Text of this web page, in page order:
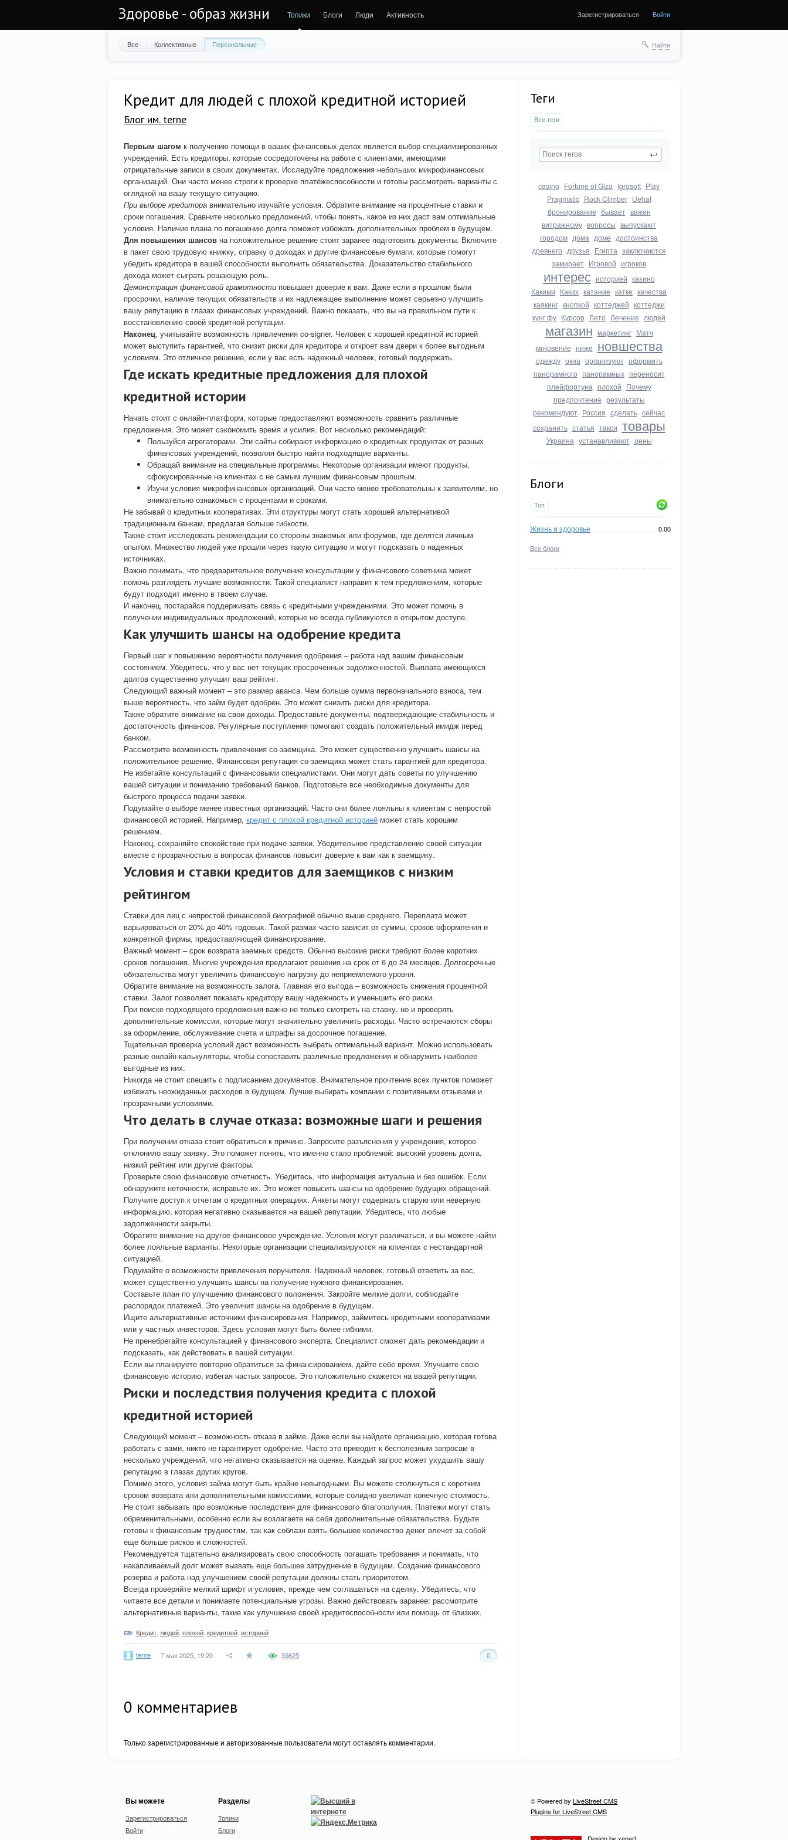
Здоровье - образ жизни Топики Блоги Люди Активность Зарегистрироваться Войти
Все Коллективные Персональные Найти
Теги
Все теги
casino Fortune of Giza Igrosoft Play
Pragmatic Rock Climber Uehat
бронирование бывает важен
витражному вопросы выпускают
городом дома доме достоинства
древнего друзья Египта заключаются
замирает Игровой игроков
интерес историей казино
Какими Каких катание катке качества
каякинг кнопкой коттеджей коттеджи
кунг фу Курсор Лето Лечение людей
магазин маркетинг Матч
мгновение ниже новшества
одежду окна организуют оформить
панорамного панорамных переносит
плейфортуна плохой Почему
предпочтение результаты
рекомендуют Россия сделать сейчас
сохранить статья такси товары
Украина устанавливают цены
Блоги
Топ
Жизнь и здоровье 0.00
Все блоги
Кредит для людей с плохой кредитной историей
Блог им. terne
Первым шагом к получению помощи в ваших финансовых делах является выбор специализированных
учреждений. Есть кредиторы, которые сосредоточены на работе с клиентами, имеющими
отрицательные записи в своих документах. Исследуйте предложения небольших микрофинансовых
организаций. Они часто менее строги к проверке платёжеспособности и готовы рассмотреть варианты с
оглядкой на вашу текущую ситуацию.
При выборе кредитора внимательно изучайте условия. Обратите внимание на процентные ставки и
сроки погашения. Сравните несколько предложений, чтобы понять, какое из них даст вам оптимальные
условия. Наличие плана по погашению долга поможет избежать дополнительных проблем в будущем.
Для повышения шансов на положительное решение стоит заранее подготовить документы. Включите
в пакет свою трудовую книжку, справку о доходах и другие финансовые бумаги, которые помогут
убедить кредитора в вашей способности выполнить обязательства. Доказательство стабильного
дохода может сыграть решающую роль.
Демонстрация финансовой грамотности повышает доверие к вам. Даже если в прошлом были
просрочки, наличие текущих обязательств и их надлежащее выполнение может серьезно улучшить
вашу репутацию в глазах финансовых учреждений. Важно показать, что вы на правильном пути к
восстановлению своей кредитной репутации.
Наконец, учитывайте возможность привлечения co-signer. Человек с хорошей кредитной историей
может выступить гарантией, что снизит риски для кредитора и откроет вам двери к более выгодным
условиям. Это отличное решение, если у вас есть надежный человек, готовый поддержать.
Где искать кредитные предложения для плохой
кредитной истории
Начать стоит с онлайн-платформ, которые предоставляют возможность сравнить различные
предложения. Это может сэкономить время и усилия. Вот несколько рекомендаций:
Пользуйся агрегаторами. Эти сайты собирают информацию о кредитных продуктах от разных
финансовых учреждений, позволяя быстро найти подходящие варианты.
Обращай внимание на специальные программы. Некоторые организации имеют продукты,
сфокусированные на клиентах с не самым лучшим финансовым прошлым.
Изучи условия микрофинансовых организаций. Они часто менее требовательны к заявителям, но
внимательно ознакомься с процентами и сроками.
Не забывай о кредитных кооперативах. Эти структуры могут стать хорошей альтернативой
традиционным банкам, предлагая больше гибкости.
Также стоит исследовать рекомендации со стороны знакомых или форумов, где делятся личным
опытом. Множество людей уже прошли через такую ситуацию и могут подсказать о надежных
источниках.
Важно понимать, что предварительное получение консультации у финансового советника может
помочь разглядеть лучшие возможности. Такой специалист направит к тем предложениям, которые
будут подходит именно в твоем случае.
И наконец, постарайся поддерживать связь с кредитными учреждениями. Это может помочь в
получении индивидуальных предложений, которые не всегда публикуются в открытом доступе.
Как улучшить шансы на одобрение кредита
Первый шаг к повышению вероятности получения одобрения – работа над вашим финансовым
состоянием. Убедитесь, что у вас нет текущих просроченных задолженностей. Выплата имеющихся
долгов существенно улучшит ваш рейтинг.
Следующий важный момент – это размер аванса. Чем больше сумма первоначального взноса, тем
выше вероятность, что займ будет одобрен. Это может снизить риски для кредитора.
Также обратите внимание на свои доходы. Предоставьте документы, подтверждающие стабильность и
достаточность финансов. Регулярные поступления помогают создать положительный имидж перед
банком.
Рассмотрите возможность привлечения со-заемщика. Это может существенно улучшить шансы на
положительное решение. Финансовая репутация со-заемщика может стать гарантией для кредитора.
Не избегайте консультаций с финансовыми специалистами. Они могут дать советы по улучшению
вашей ситуации и пониманию требований банков. Подготовьте все необходимые документы для
быстрого процесса подачи заявки.
Подумайте о выборе менее известных организаций. Часто они более лояльны к клиентам с непростой
финансовой историей. Например, кредит с плохой кредитной историей может стать хорошим
решением.
Наконец, сохраняйте спокойствие при подаче заявки. Убедительное представление своей ситуации
вместе с прозрачностью в вопросах финансов повысит доверие к вам как к заемщику.
Условия и ставки кредитов для заемщиков с низким
рейтингом
Ставки для лиц с непростой финансовой биографией обычно выше среднего. Переплата может
варьироваться от 20% до 40% годовых. Такой размах часто зависит от суммы, сроков оформления и
конкретной фирмы, предоставляющей финансирование.
Важный момент – срок возврата заемных средств. Обычно высокие риски требуют более коротких
сроков погашения. Многие учреждения предлагают решения на срок от 6 до 24 месяцев. Долгосрочные
обязательства могут увеличить финансовую нагрузку до неприемлемого уровня.
Обратите внимание на возможность залога. Главная его выгода – возможность снижения процентной
ставки. Залог позволяет показать кредитору вашу надежность и уменьшить его риски.
При поиске подходящего предложения важно не только смотреть на ставку, но и проверять
дополнительные комиссии, которые могут значительно увеличить расходы. Часто встречаются сборы
за оформление, обслуживание счета и штрафы за досрочное погашение.
Тщательная проверка условий даст возможность выбрать оптимальный вариант. Можно использовать
разные онлайн-калькуляторы, чтобы сопоставить различные предложения и обнаружить наиболее
выгодные из них.
Никогда не стоит спешить с подписанием документов. Внимательное прочтение всех пунктов поможет
избежать неожиданных расходов в будущем. Лучше выбирать компании с позитивными отзывами и
прозрачными условиями.
Что делать в случае отказа: возможные шаги и решения
При получении отказа стоит обратиться к причине. Запросите разъяснения у учреждения, которое
отклонило вашу заявку. Это поможет понять, что именно стало проблемой: высокий уровень долга,
низкий рейтинг или другие факторы.
Проверьте свою финансовую отчетность. Убедитесь, что информация актуальна и без ошибок. Если
обнаружите неточности, исправьте их. Это может повысить шансы на одобрение будущих обращений.
Получите доступ к отчетам о кредитных операциях. Анкеты могут содержать старую или неверную
информацию, которая негативно сказывается на вашей репутации. Убедитесь, что любые
задолженности закрыты.
Обратите внимание на другое финансовое учреждение. Условия могут различаться, и вы можете найти
более лояльные варианты. Некоторые организации специализируются на клиентах с нестандартной
ситуацией.
Подумайте о возможности привлечения поручителя. Надежный человек, готовый ответить за вас,
может существенно улучшить шансы на получение нужного финансирования.
Составьте план по улучшению финансового положения. Закройте мелкие долги, соблюдайте
распорядок платежей. Это увеличит шансы на одобрение в будущем.
Ищите альтернативные источники финансирования. Например, займитесь кредитными кооперативами
или у частных инвесторов. Здесь условия могут быть более гибкими.
Не пренебрегайте консультацией у финансового эксперта. Специалист сможет дать рекомендации и
подсказать, как действовать в вашей ситуации.
Если вы планируете повторно обратиться за финансированием, дайте себе время. Улучшите свою
финансовую историю, избегая частых запросов. Это положительно скажется на вашей репутации.
Риски и последствия получения кредита с плохой
кредитной историей
Следующий момент – возможность отказа в займе. Даже если вы найдете организацию, которая готова
работать с вами, никто не гарантирует одобрение. Часто это приводит к бесполезным запросам в
несколько учреждений, что негативно сказывается на оценке. Каждый запрос может ухудшить вашу
репутацию в глазах других кругов.
Помимо этого, условия займа могут быть крайне невыгодными. Вы можете столкнуться с коротким
сроком возврата или дополнительными комиссиями, которые солидно увеличат конечную стоимость.
Не стоит забывать про возможные последствия для финансового благополучия. Платежи могут стать
обременительными, особенно если вы возлагаете на себя дополнительные обязательства. Будьте
готовы к финансовым трудностям, так как соблазн взять большее количество денег влечет за собой
еще больше рисков и сложностей.
Рекомендуется тщательно анализировать свою способность погашать требования и понимать, что
накапливаемый долг может вызвать еще большее затруднение в будущем. Создание финансового
резерва и работа над улучшением своей репутации должны стать приоритетом.
Всегда проверяйте мелкий шрифт и условия, прежде чем соглашаться на сделку. Убедитесь, что
читаете все детали и понимаете потенциальные угрозы. Важно действовать заранее: рассмотрите
альтернативные варианты, такие как улучшение своей кредитоспособности или помощь от близких.
Кредит людей плохой кредитной историей
terne 7 мая 2025, 19:20 0
35625
0 комментариев
Только зарегистрированные и авторизованные пользователи могут оставлять комментарии.
Вы можете
Зарегистрироваться
Войти
Разделы
Топики
Блоги
© Powered by LiveStreet CMS
Plugins for LiveStreet CMS